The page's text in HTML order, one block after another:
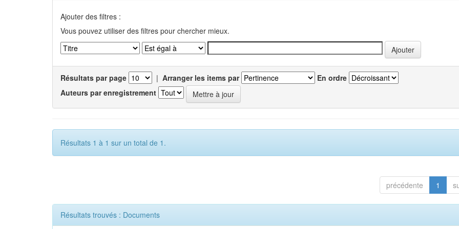
Ajouter des filtres :
Vous pouvez utiliser des filtres pour chercher mieux.
Résultats par page | Arranger les items par
En ordre
Auteurs par enregistrement
Résultats 1 à 1 sur un total de 1.
précédente 1
Résultats trouvés : Documents